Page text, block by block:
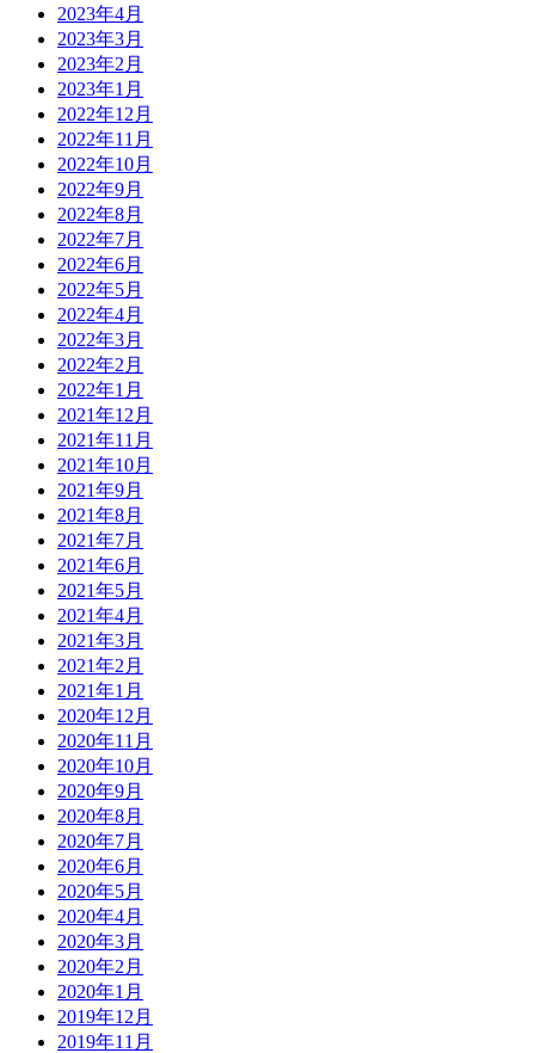
2023年4月
2023年3月
2023年2月
2023年1月
2022年12月
2022年11月
2022年10月
2022年9月
2022年8月
2022年7月
2022年6月
2022年5月
2022年4月
2022年3月
2022年2月
2022年1月
2021年12月
2021年11月
2021年10月
2021年9月
2021年8月
2021年7月
2021年6月
2021年5月
2021年4月
2021年3月
2021年2月
2021年1月
2020年12月
2020年11月
2020年10月
2020年9月
2020年8月
2020年7月
2020年6月
2020年5月
2020年4月
2020年3月
2020年2月
2020年1月
2019年12月
2019年11月